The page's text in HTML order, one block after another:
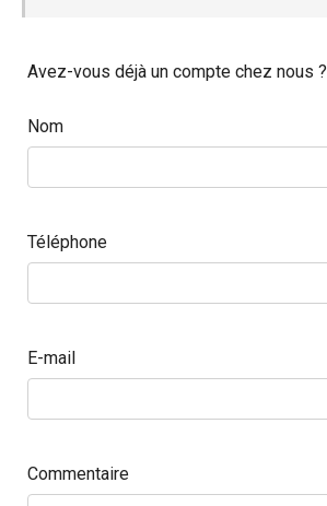
Avez-vous déjà un compte chez nous ?
Nom
Téléphone
E-mail
Commentaire